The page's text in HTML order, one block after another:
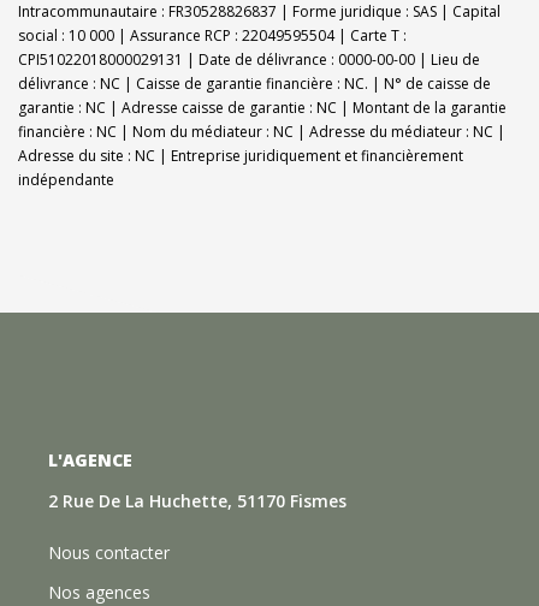
Intracommunautaire : FR30528826837 | Forme juridique : SAS | Capital
social : 10 000 | Assurance RCP : 22049595504 | Carte T :
CPI51022018000029131 | Date de délivrance : 0000-00-00 | Lieu de
délivrance : NC | Caisse de garantie financière : NC. | N° de caisse de
garantie : NC | Adresse caisse de garantie : NC | Montant de la garantie
financière : NC | Nom du médiateur : NC | Adresse du médiateur : NC |
Adresse du site : NC | Entreprise juridiquement et financièrement
indépendante
L'AGENCE
2 Rue De La Huchette, 51170 Fismes
Nous contacter
Nos agences